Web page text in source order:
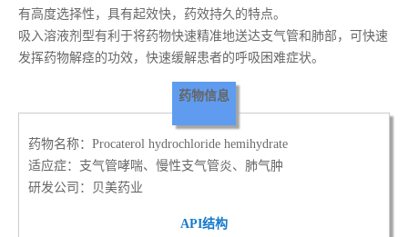
有高度选择性，具有起效快，药效持久的特点。
吸入溶液剂型有利于将药物快速精准地送达支气管和肺部，可快速
发挥药物解痉的功效，快速缓解患者的呼吸困难症状。
药物信息
药物名称：Procaterol hydrochloride hemihydrate
适应症：支气管哮喘、慢性支气管炎、肺气肿
研发公司：贝美药业
API结构